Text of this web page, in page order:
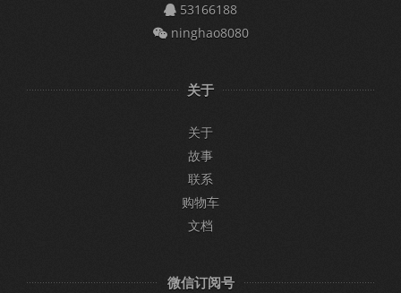
53166188
ninghao8080
关于
关于
故事
联系
购物车
文档
微信订阅号